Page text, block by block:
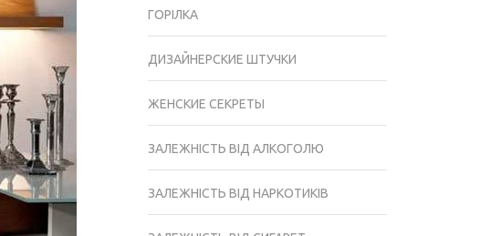
ГОРІЛКА
ДИЗАЙНЕРСКИЕ ШТУЧКИ
ЖЕНСКИЕ СЕКРЕТЫ
ЗАЛЕЖНІСТЬ ВІД АЛКОГОЛЮ
ЗАЛЕЖНІСТЬ ВІД НАРКОТИКІВ